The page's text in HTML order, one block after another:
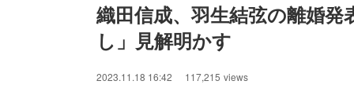
織田信成、羽生結弦の離婚
し」見解明かす
2023.11.18 16:42 117,215 views